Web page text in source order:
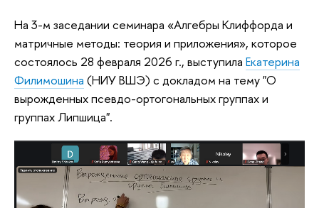
На 3-м заседании семинара «Алгебры Клиффорда и
матричные методы: теория и приложения», которое
состоялось 28 февраля 2026 г., выступила Екатерина
Филимошина (НИУ ВШЭ) с докладом на тему "О
вырожденных псевдо-ортогональных группах и
группах Липшица".